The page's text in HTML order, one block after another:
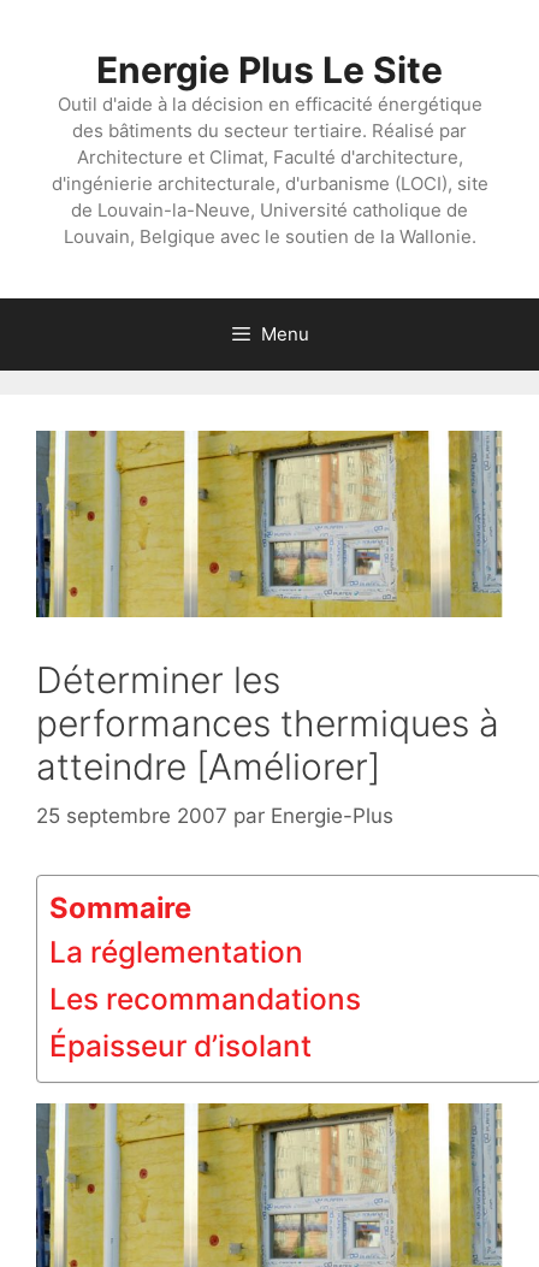
Energie Plus Le Site
Outil d'aide à la décision en efficacité énergétique
des bâtiments du secteur tertiaire. Réalisé par
Architecture et Climat, Faculté d'architecture,
d'ingénierie architecturale, d'urbanisme (LOCI), site
de Louvain-la-Neuve, Université catholique de
Louvain, Belgique avec le soutien de la Wallonie.
Menu
Déterminer les
performances thermiques à
atteindre [Améliorer]
25 septembre 2007 par Energie-Plus
Sommaire
La réglementation
Les recommandations
Épaisseur d’isolant